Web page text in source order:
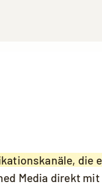
die
Media direkt
übermittelt werden